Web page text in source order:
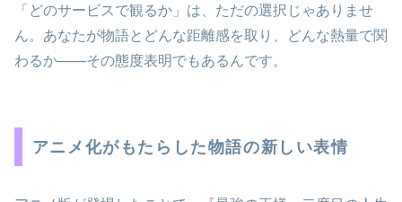
「どのサービスで観るか」は、ただの選択じゃありませ
ん。あなたが物語とどんな距離感を取り、どんな熱量で関
わるか――その態度表明でもあるんです。
アニメ化がもたらした物語の新しい表情